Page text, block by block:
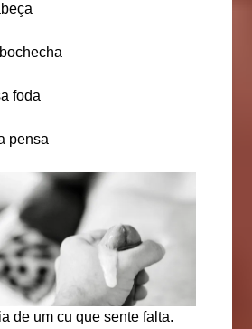
foda
pensa
de um cu que sente falta.